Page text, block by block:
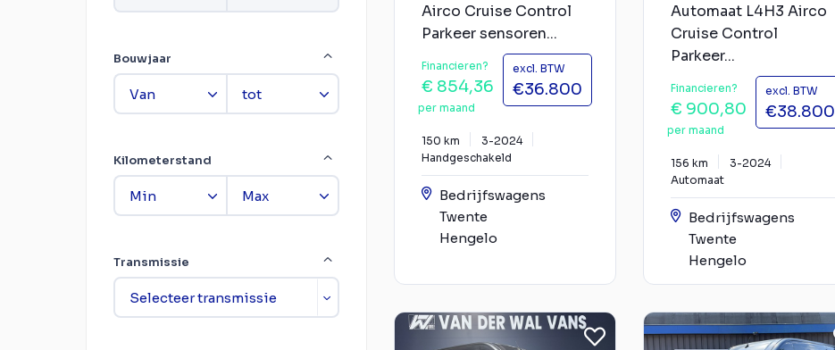
Bouwjaar
Kilometerstand
Transmissie
Airco Cruise Control
Parkeer sensoren...
Financieren?
€ 854,36
per maand
excl. BTW
€36.800
150 km
3-2024
Handgeschakeld
Bedrijfswagens
Twente
Hengelo
Automaat L4H3 Airco
Cruise Control
Parkeer...
Financieren?
€ 900,80
per maand
excl. BTW
€38.800
156 km
3-2024
Automaat
Bedrijfswagens
Twente
Hengelo